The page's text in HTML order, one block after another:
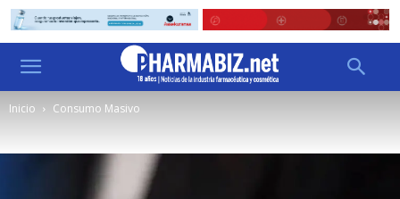
Inicio Consumo Masivo